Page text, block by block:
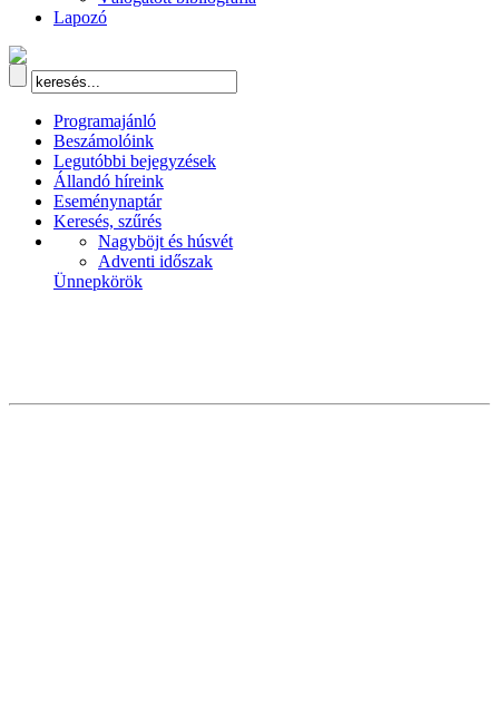
Lapozó
Programajánló
Beszámolóink
Legutóbbi bejegyzések
Állandó híreink
Eseménynaptár
Keresés, szűrés
Nagyböjt és húsvét
Adventi időszak
Ünnepkörök